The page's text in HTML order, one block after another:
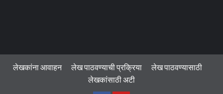
लेखकांना आवाहन लेख पाठवण्याची प्रक्रिया
लेख पाठवण्यासाठी
लेखकांसाठी अटी